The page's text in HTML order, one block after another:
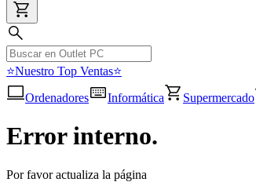
⭐Nuestro Top Ventas⭐
Ordenadores
Informática Supermercado
Error interno.
Por favor actualiza la página